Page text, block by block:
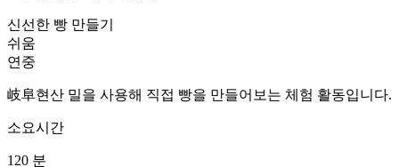
신선한 빵 만들기
쉬움
연중
岐阜현산 밀을 사용해 직접 빵을 만들어보는 체험 활동입니다.
소요시간
120 분